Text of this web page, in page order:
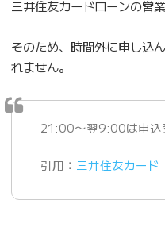
三井住友カードローンの営
そのため、時間外に申し込
れません。
21:00〜翌9:00は申込
引用： 三井住友カード